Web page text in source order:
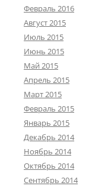
Февраль 2016
Август 2015
Июль 2015
Июнь 2015
Май 2015
Апрель 2015
Март 2015
Февраль 2015
Январь 2015
Декабрь 2014
Ноябрь 2014
Октябрь 2014
Сентябрь 2014